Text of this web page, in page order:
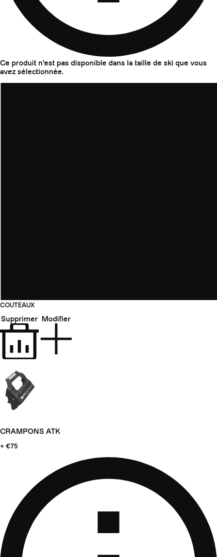
Ce produit n'est pas disponible dans la taille de ski que vous
avez sélectionnée.
COUTEAUX
Supprimer Modifier
CRAMPONS ATK
+ €75